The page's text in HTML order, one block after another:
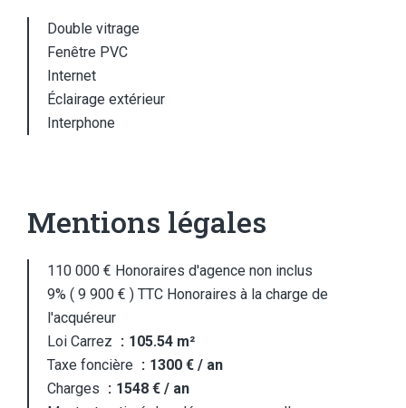
Double vitrage
Fenêtre PVC
Internet
Éclairage extérieur
Interphone
Mentions légales
110 000 € Honoraires d'agence non inclus
9% ( 9 900 € ) TTC Honoraires à la charge de
l'acquéreur
Loi Carrez
105.54 m²
Taxe foncière
1300 € / an
Charges
1548 € / an